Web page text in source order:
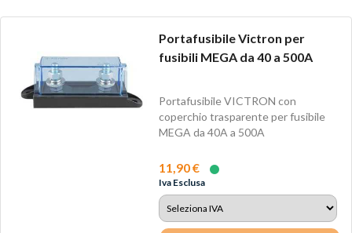
Portafusibile Victron per
fusibili MEGA da 40 a 500A
Portafusibile VICTRON con
coperchio trasparente per fusibile
MEGA da 40A a 500A
11,90 €
Iva Esclusa